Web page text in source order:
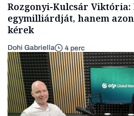
Rozgonyi-Kulcsár Viktória:
egymilliárdját, hanem
kérek
Dohi Gabriella 4 perc